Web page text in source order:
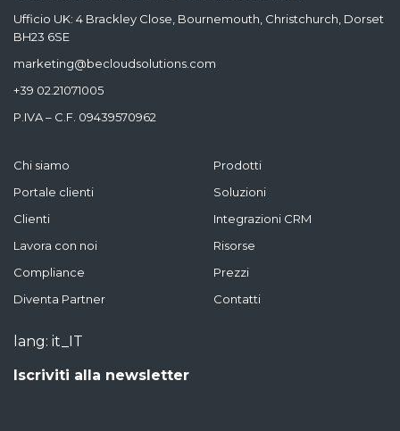
Ufficio UK: 4 Brackley Close, Bournemouth, Christchurch, Dorset
BH23 6SE
marketing@becloudsolutions.com
+39 02.21071005
P.IVA – C.F. 09439570962
Chi siamo
Portale clienti
Clienti
Lavora con noi
Compliance
Prodotti
Soluzioni
Integrazioni CRM
Risorse
Prezzi
Diventa Partner
Contatti
lang: it_IT
Iscriviti alla newsletter